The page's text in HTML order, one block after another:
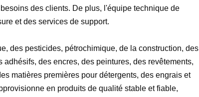
des clients. De plus, l'équipe technique de
et des services de support.
des pesticides, pétrochimique, de la construction, des
des encres, des peintures, des revêtements,
matières premières pour détergents, des engrais et
en produits de qualité stable et fiable,